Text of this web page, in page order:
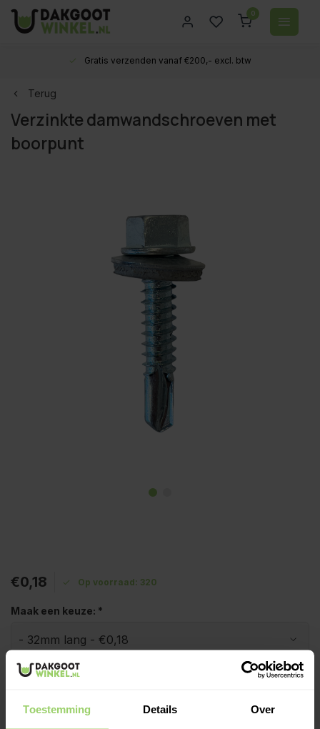
Toestemming Details Over
0
Gratis verzenden vanaf €200,- excl. btw
Terug
Verzinkte damwandschroeven met
boorpunt
€0,18 Op voorraad: 320
Maak een keuze: *
binnenkomen, verzenden wij dinsdag 11 augustus en